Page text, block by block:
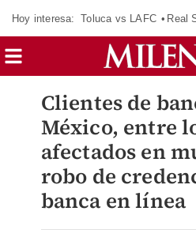
Hoy interesa: Toluca vs LAFC Real
Clientes de
México, entre
afectados en
robo de
banca en línea